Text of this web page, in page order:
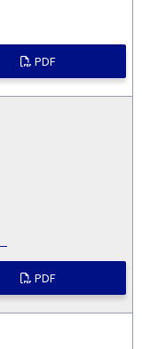
PDF
PDF